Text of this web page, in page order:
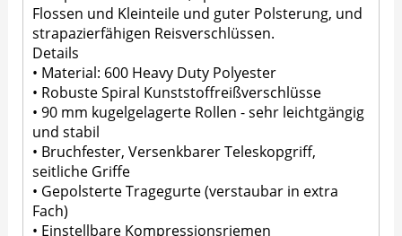
Flossen und Kleinteile und guter Polsterung, und
strapazierfähigen Reisverschlüssen.
Details
• Material: 600 Heavy Duty Polyester
• Robuste Spiral Kunststoffreißverschlüsse
• 90 mm kugelgelagerte Rollen - sehr leichtgängig
und stabil
• Bruchfester, Versenkbarer Teleskopgriff,
seitliche Griffe
• Gepolsterte Tragegurte (verstaubar in extra
Fach)
• Einstellbare Kompressionsriemen